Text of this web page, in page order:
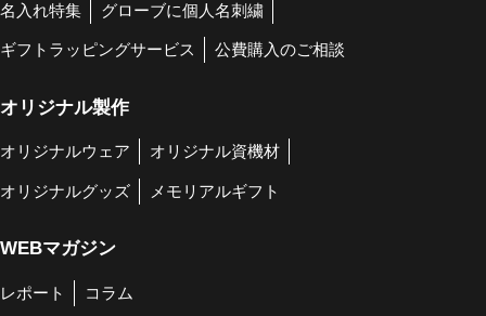
名入れ特集 グローブに個人名刺繍
ギフトラッピングサービス 公費購入のご相談
オリジナル製作
オリジナルウェア オリジナル資機材
オリジナルグッズ メモリアルギフト
WEBマガジン
レポート コラム